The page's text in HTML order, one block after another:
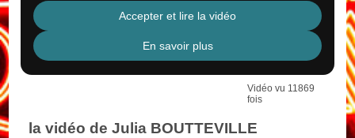
Accepter et lire la vidéo
En savoir plus
Vidéo vu 11869
fois
la vidéo de Julia BOUTTEVILLE